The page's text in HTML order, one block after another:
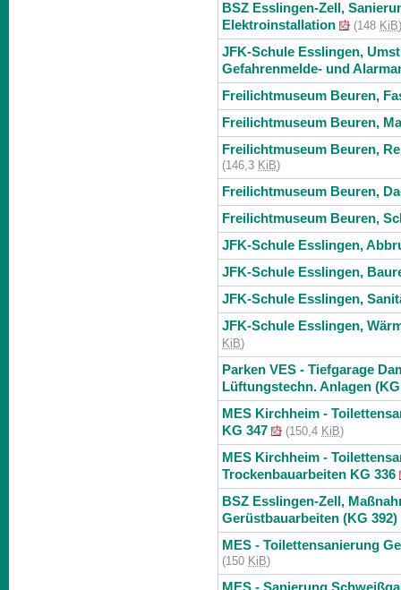
BSZ Esslingen-Zell,
Elektroinstallation
(148 KiB)
JFK-Schule Esslingen,
Gefahrenmelde- und
Freilichtmuseum Beuren,
Freilichtmuseum Beuren,
Freilichtmuseum Beuren,
(146,3 KiB)
Freilichtmuseum Beuren,
Freilichtmuseum Beuren,
JFK-Schule Esslingen,
JFK-Schule Esslingen,
JFK-Schule Esslingen,
JFK-Schule Esslingen,
KiB)
Parken VES - Tiefgarage
Lüftungstechn. Anlagen (KG
MES Kirchheim -
KG 347
(150,4 KiB)
MES Kirchheim -
Trockenbauarbeiten KG 336
BSZ Esslingen-Zell,
Gerüstbauarbeiten (KG 392)
MES - Toilettensanierung
(150 KiB)
MES - Sanierung